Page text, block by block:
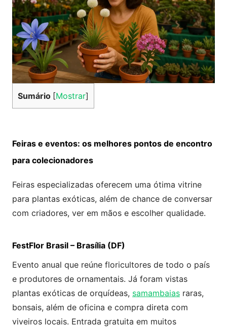
Sumário [Mostrar]
Feiras e eventos: os melhores pontos de encontro
para colecionadores
Feiras especializadas oferecem uma ótima vitrine
para plantas exóticas, além de chance de conversar
com criadores, ver em mãos e escolher qualidade.
FestFlor Brasil – Brasília (DF)
Evento anual que reúne floricultores de todo o país
e produtores de ornamentais. Já foram vistas
plantas exóticas de orquídeas, samambaias raras,
bonsais, além de oficina e compra direta com
viveiros locais. Entrada gratuita em muitos